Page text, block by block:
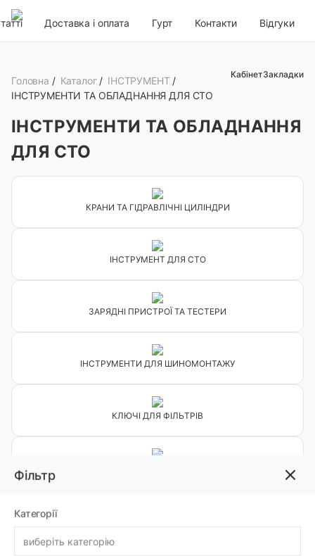
Доставка і оплата Гурт Контакти Відгуки
КабінетЗакладки
Фільтр
Категорії
виберіть категорію
Головна / Каталог / ІНСТРУМЕНТ /
ІНСТРУМЕНТИ ТА ОБЛАДНАННЯ ДЛЯ СТО
ІНСТРУМЕНТИ ТА ОБЛАДНАННЯ
ДЛЯ СТО
КРАНИ ТА ГІДРАВЛІЧНІ ЦИЛІНДРИ
ІНСТРУМЕНТ ДЛЯ СТО
ЗАРЯДНІ ПРИСТРОЇ ТА ТЕСТЕРИ
ІНСТРУМЕНТИ ДЛЯ ШИНОМОНТАЖУ
КЛЮЧІ ДЛЯ ФІЛЬТРІВ